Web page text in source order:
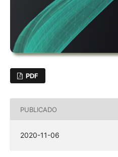
PDF
PUBLICADO
2020-11-06